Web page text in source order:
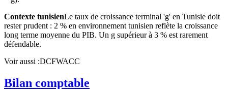
Contexte tunisienLe taux de croissance terminal 'g' en Tunisie doit
rester prudent : 2 % en environnement tunisien reflète la croissance
long terme moyenne du PIB. Un g supérieur à 3 % est rarement
défendable.
Voir aussi :DCFWACC
Bilan comptable